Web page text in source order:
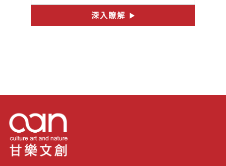
待的料理。
#非基改豆漿 #暖冬鍋物 #熟成味噌
深入瞭解